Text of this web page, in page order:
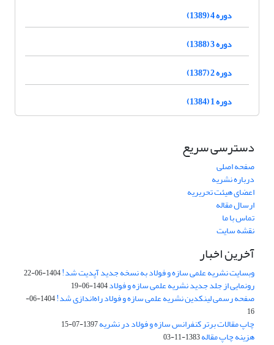
دوره 4 (1389)
دوره 3 (1388)
دوره 2 (1387)
دوره 1 (1384)
دسترسی سریع
صفحه اصلی
درباره نشریه
اعضای هیئت تحریریه
ارسال مقاله
تماس با ما
نقشه سایت
آخرین اخبار
وبسایت نشریه علمی سازه و فولاد به نسخه جدید آپدیت شد!1404-06-22
رونمایی از جلد جدید نشریه علمی سازه و فولاد1404-06-19
صفحه رسمی لینکدین نشریه علمی سازه و فولاد راه‌اندازی شد!
1404-06-
16
چاپ مقالات برتر کنفرانس سازه و فولاد در نشریه1397-07-15
هزینه چاپ مقاله1383-11-03